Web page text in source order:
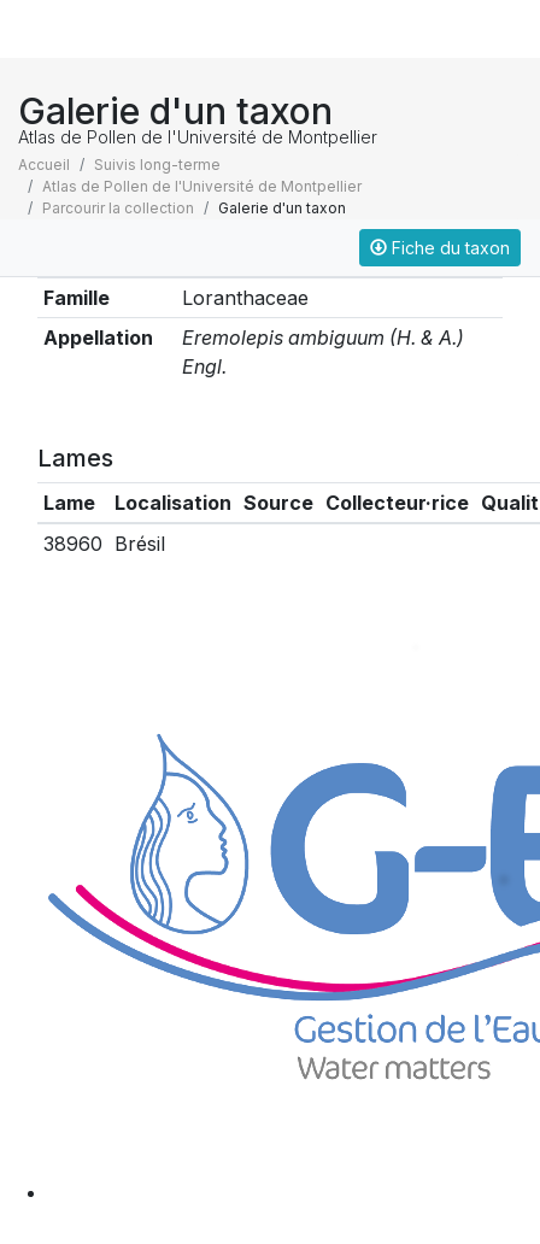
Galerie d'un taxon
Atlas de Pollen de l'Université de Montpellier
Accueil
Suivis long-terme
Atlas de Pollen de l'Université de Montpellier
Parcourir la collection
Galerie d'un taxon
Fiche du taxon
Famille
Loranthaceae
Appellation
Eremolepis ambiguum (H. & A.)
Engl.
Lames
Lame Localisation Source Collecteur·rice
38960 Brésil